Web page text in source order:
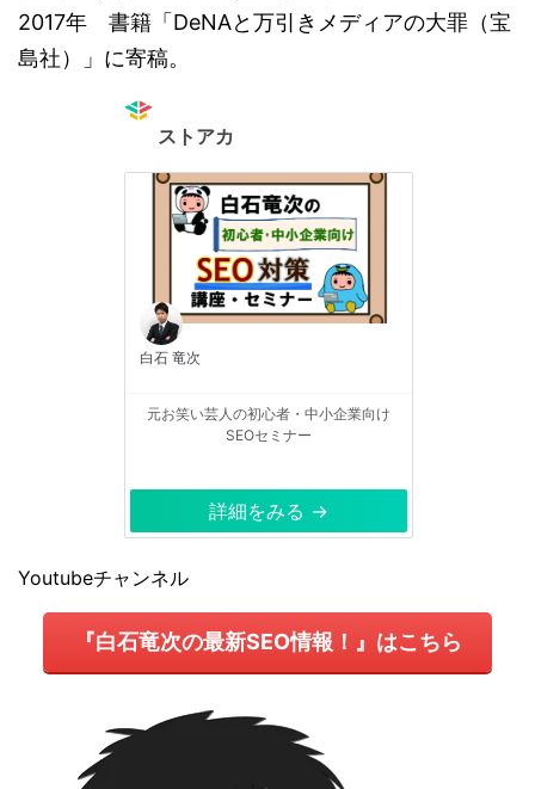
2017年 書籍「DeNAと万引きメディアの大罪（宝
島社）」に寄稿。
ストアカ
白石 竜次
元お笑い芸人の初心者・中小企業向け
SEOセミナー
詳細をみる →
Youtubeチャンネル
『白石竜次の最新SEO情報！』はこちら